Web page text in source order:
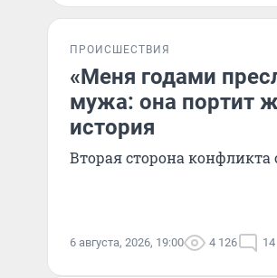
ПРОИСШЕСТВИЯ
«Меня годами
мужа: она портит
история
Вторая сторона конфликта
6 августа, 2026, 19:00 4 126 14